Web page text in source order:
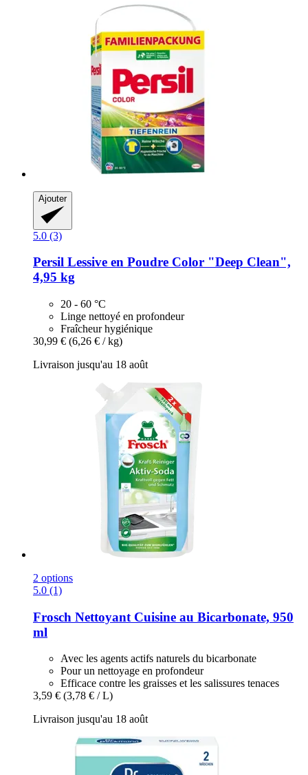
Ajouter
5.0 (3)
Persil Lessive en Poudre Color "Deep Clean",
4,95 kg
20 - 60 °C
Linge nettoyé en profondeur
Fraîcheur hygiénique
30,99 € (6,26 € / kg)
Livraison jusqu'au 18 août
2 options
5.0 (1)
Frosch Nettoyant Cuisine au Bicarbonate, 950
ml
Avec les agents actifs naturels du bicarbonate
Pour un nettoyage en profondeur
Efficace contre les graisses et les salissures tenaces
3,59 € (3,78 € / L)
Livraison jusqu'au 18 août